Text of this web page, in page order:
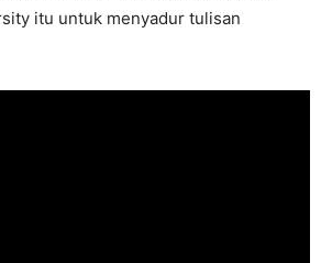
itu untuk menyadur tulisan